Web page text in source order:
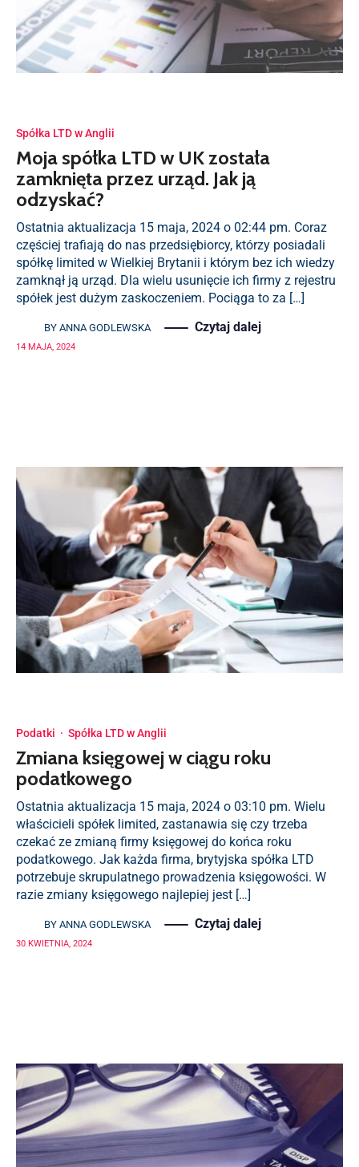
Spółka LTD w Anglii
Moja spółka LTD w UK została
zamknięta przez urząd. Jak ją
odzyskać?
Ostatnia aktualizacja 15 maja, 2024 o 02:44 pm. Coraz
częściej trafiają do nas przedsiębiorcy, którzy posiadali
spółkę limited w Wielkiej Brytanii i którym bez ich wiedzy
zamknął ją urząd. Dla wielu usunięcie ich firmy z rejestru
spółek jest dużym zaskoczeniem. Pociąga to za […]
BY ANNA GODLEWSKA Czytaj dalej
14 MAJA, 2024
Podatki · Spółka LTD w Anglii
Zmiana księgowej w ciągu roku
podatkowego
Ostatnia aktualizacja 15 maja, 2024 o 03:10 pm. Wielu
właścicieli spółek limited, zastanawia się czy trzeba
czekać ze zmianą firmy księgowej do końca roku
podatkowego. Jak każda firma, brytyjska spółka LTD
potrzebuje skrupulatnego prowadzenia księgowości. W
razie zmiany księgowego najlepiej jest […]
BY ANNA GODLEWSKA Czytaj dalej
30 KWIETNIA, 2024